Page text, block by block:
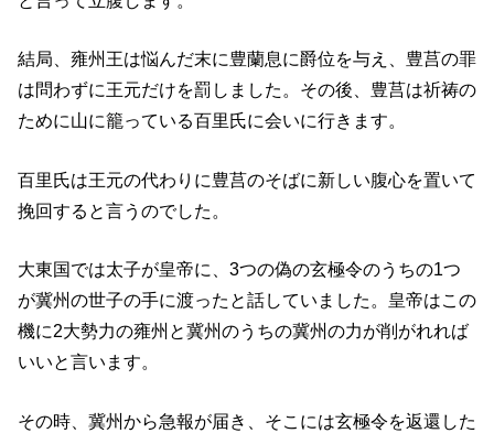
結局、雍州王は悩んだ末に豊蘭息に爵位を与え、豊莒の罪
は問わずに王元だけを罰しました。その後、豊莒は祈祷の
ために山に籠っている百里氏に会いに行きます。
百里氏は王元の代わりに豊莒のそばに新しい腹心を置いて
挽回すると言うのでした。
大東国では太子が皇帝に、3つの偽の玄極令のうちの1つ
が冀州の世子の手に渡ったと話していました。皇帝はこの
機に2大勢力の雍州と冀州のうちの冀州の力が削がれれば
いいと言います。
その時、冀州から急報が届き、そこには玄極令を返還した